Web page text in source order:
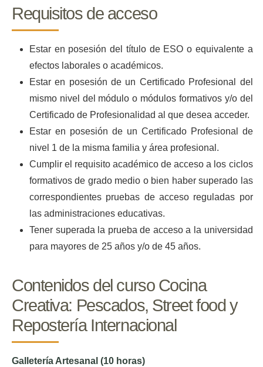
Requisitos de acceso
Estar en posesión del título de ESO o equivalente a
efectos laborales o académicos.
Estar en posesión de un Certificado Profesional del
mismo nivel del módulo o módulos formativos y/o del
Certificado de Profesionalidad al que desea acceder.
Estar en posesión de un Certificado Profesional de
nivel 1 de la misma familia y área profesional.
Cumplir el requisito académico de acceso a los ciclos
formativos de grado medio o bien haber superado las
correspondientes pruebas de acceso reguladas por
las administraciones educativas.
Tener superada la prueba de acceso a la universidad
para mayores de 25 años y/o de 45 años.
Contenidos del curso Cocina
Creativa: Pescados, Street food y
Repostería Internacional
Galletería Artesanal (10 horas)